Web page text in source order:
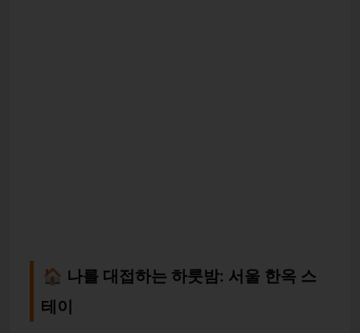
🏠 나를 대접하는 하룻밤: 서울 한옥 스
테이